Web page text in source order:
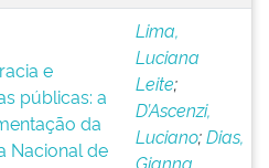
e
públicas: a
da
Nacional de
Lima,
Luciana
Leite;
D’Ascenzi,
Luciano;Dias,
Gianna